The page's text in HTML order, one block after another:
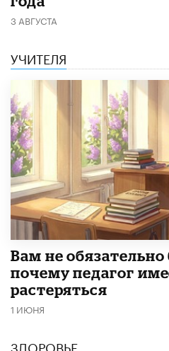
3 АВГУСТА
УЧИТЕЛЯ
​Вам не
почему педагог
растеряться
1 ИЮНЯ
ЗДОРОВЬЕ